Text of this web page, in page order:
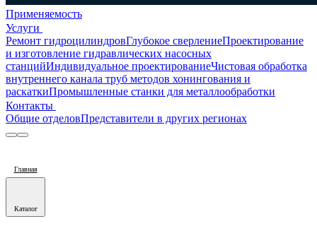
Применяемость
Услуги
Ремонт гидроцилиндровГлубокое сверлениеПроектирование
и изготовление гидравлических насосных
станцийИндивидуальное проектированиеЧистовая обработка
внутреннего канала труб методов хонингования и
раскаткиПромышленные станки для металлообработки
Контакты
Общие отделовПредставители в других регионах
Главная
Каталог